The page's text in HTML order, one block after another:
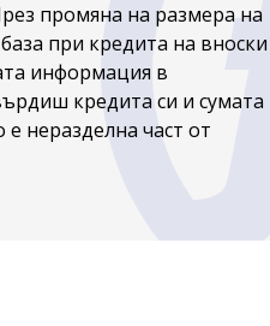
промяна на размера на
при кредита на вноски
информация в
кредита си и сумата
неразделна част от